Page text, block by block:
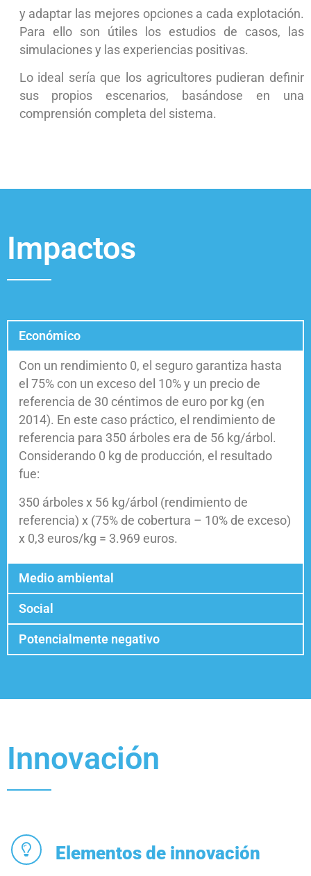
y adaptar las mejores opciones a cada explotación.
Para ello son útiles los estudios de casos, las
simulaciones y las experiencias positivas.
Lo ideal sería que los agricultores pudieran definir
sus propios escenarios, basándose en una
comprensión completa del sistema.
Impactos
Económico
Con un rendimiento 0, el seguro garantiza hasta
el 75% con un exceso del 10% y un precio de
referencia de 30 céntimos de euro por kg (en
2014). En este caso práctico, el rendimiento de
referencia para 350 árboles era de 56 kg/árbol.
Considerando 0 kg de producción, el resultado
fue:
350 árboles x 56 kg/árbol (rendimiento de
referencia) x (75% de cobertura – 10% de exceso)
x 0,3 euros/kg = 3.969 euros.
Medio ambiental
Social
Potencialmente negativo
Innovación
Elementos de innovación